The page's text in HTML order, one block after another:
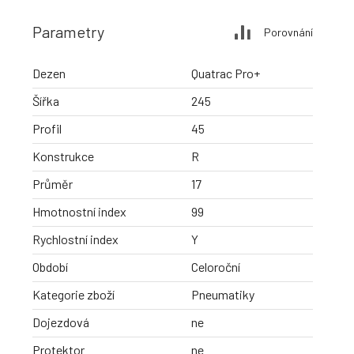
Parametry Porovnání
Dezen
Quatrac Pro+
Šířka
245
Profil
45
Konstrukce
R
Průměr
17
Hmotnostní index
99
Rychlostní index
Y
Období
Celoroční
Kategorie zboží
Pneumatiky
Dojezdová
ne
Protektor
ne